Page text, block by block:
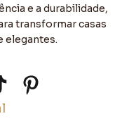
e a durabilidade,
transformar casas
elegantes.